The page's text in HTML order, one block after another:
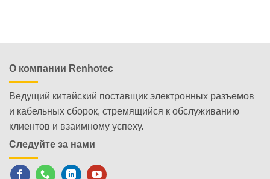
О компании Renhotec
Ведущий китайский поставщик электронных разъемов
и кабельных сборок, стремящийся к обслуживанию
клиентов и взаимному успеху.
Следуйте за нами